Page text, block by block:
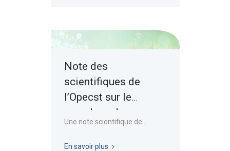
Note des
scientifiques de
l’Opecst sur le
recyclage des
plastiques
Une note scientifique de...
En savoir plus